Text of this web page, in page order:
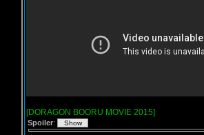
[DORAGON BOORU MOVIE 2015]
Spoiler: